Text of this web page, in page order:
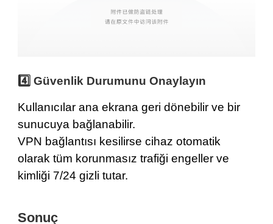
4️⃣ Güvenlik Durumunu Onaylayın
Kullanıcılar ana ekrana geri dönebilir ve bir
sunucuya bağlanabilir.
VPN bağlantısı kesilirse cihaz otomatik
olarak tüm korunmasız trafiği engeller ve
kimliği 7/24 gizli tutar.
Sonuç